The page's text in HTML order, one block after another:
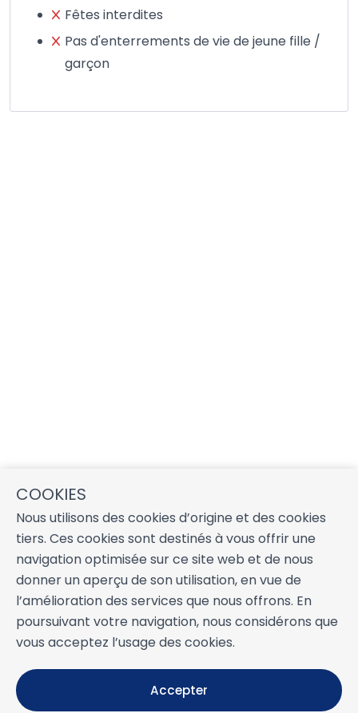
COOKIES
Nous utilisons des cookies d’origine et des cookies
tiers. Ces cookies sont destinés à vous offrir une
navigation optimisée sur ce site web et de nous
donner un aperçu de son utilisation, en vue de
l’amélioration des services que nous offrons. En
poursuivant votre navigation, nous considérons que
vous acceptez l’usage des cookies.
Accepter
Fêtes interdites
Pas d'enterrements de vie de jeune fille /
garçon